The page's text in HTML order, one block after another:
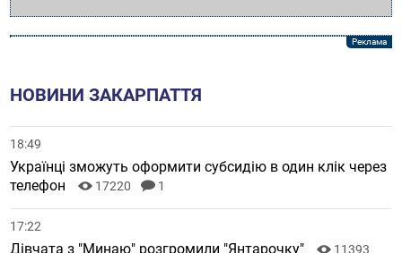
НОВИНИ ЗАКАРПАТТЯ
18:49
Українці зможуть оформити субсидію в один клік через
телефон
17220 1
17:22
Дівчата з "Минаю" розгромили "Янтарочку" 11393